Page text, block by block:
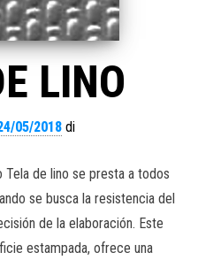
LINO
05/2018 di
Tela de lino se presta a todos
se busca la resistencia del
de la elaboración. Este
estampada, ofrece una